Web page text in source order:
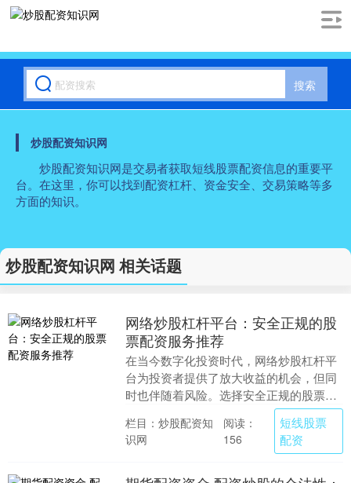
搜索
炒股配资知识网
炒股配资知识网是交易者获取短线股票配资信息的重要平
台。在这里，你可以找到配资杠杆、资金安全、交易策略等多
方面的知识。
炒股配资知识网 相关话题
网络炒股杠杆平台：安全正规的股
票配资服务推荐
在当今数字化投资时代，网络炒股杠杆平
台为投资者提供了放大收益的机会，但同
时也伴随着风险。选择安全正规的股票配
资服务，是每位投资者在追求高回报前必
须谨慎考虑的关键....
栏目：炒股配资知
识网
阅读：
156
短线股票
配资